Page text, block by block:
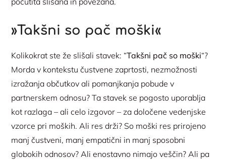
»Takšni so pač moški«
Kolikokrat ste že slišali stavek: “Takšni pač so moški“?
Morda v kontekstu čustvene zaprtosti, nezmožnosti
izražanja občutkov ali pomanjkanja pobude v
partnerskem odnosu? Ta stavek se pogosto uporablja
kot razlaga – ali celo izgovor – za določene vedenjske
vzorce pri moških. Ali res drži? So moški res prirojeno
manj čustveni, manj empatični in manj sposobni
globokih odnosov? Ali enostavno nimajo veščin? Ali pa